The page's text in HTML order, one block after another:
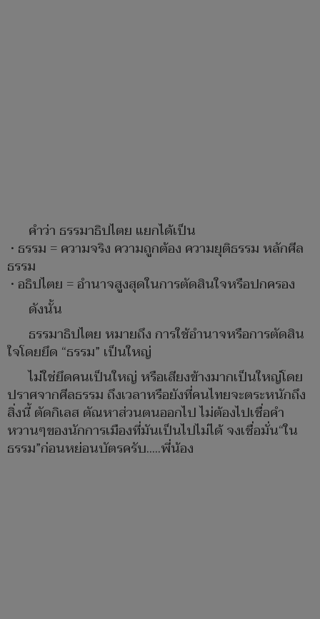
คำว่า ธรรมาธิปไตย แยกได้เป็น
• ธรรม = ความจริง ความถูกต้อง ความยุติธรรม หลักศีล
ธรรม
• อธิปไตย = อำนาจสูงสุดในการตัดสินใจหรือปกครอง
ดังนั้น
ธรรมาธิปไตย หมายถึง การใช้อำนาจหรือการตัดสิน
ใจโดยยึด “ธรรม” เป็นใหญ่
ไม่ใช่ยึดคนเป็นใหญ่ หรือเสียงข้างมากเป็นใหญ่โดย
ปราศจากศีลธรรม ถึงเวลาหรือยังที่คนไทยจะตระหนักถึง
สิ่งนี้ ตัดกิเลส ตัณหาส่วนตนออกไป ไม่ต้องไปเชื่อคำ
หวานๆของนักการเมืองที่มันเป็นไปไม่ได้ จงเชื่อมั่น“ใน
ธรรม”ก่อนหย่อนบัตรครับ…..พี่น้อง